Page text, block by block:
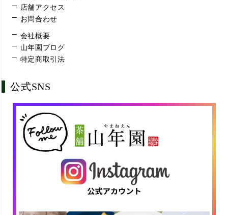
店舗アクセス
お問合わせ
会社概要
山年園ブログ
特定商取引法
公式SNS